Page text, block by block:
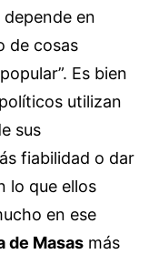
en
de cosas
Es bien
utilizan
sus
fiabilidad o dar
lo que ellos
en ese
de Masas más